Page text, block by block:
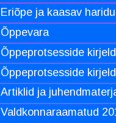
Eriõpe ja kaasav
Õppevara
Õppeprotsesside
Õppeprotsesside
Artiklid ja
Valdkonnaraamatud